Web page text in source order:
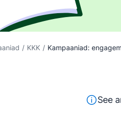
/ KKK / Kampaaniad:
SeeSee